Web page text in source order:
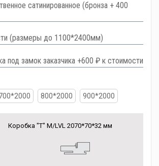
сатинированное (бронза + 400
(размеры до 1100*2400мм)
под замок заказчика +600 ₽ к стоимости
800*2000 900*2000
Коробка "Т" M/LVL 2070*70*32 мм